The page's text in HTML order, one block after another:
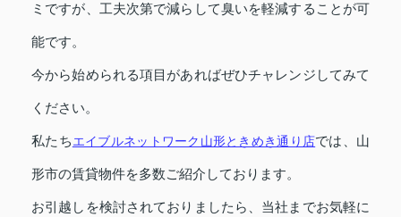
ミですが、工夫次第で減らして臭いを軽減することが可
能です。
今から始められる項目があればぜひチャレンジしてみて
ください。
私たちエイブルネットワーク山形ときめき通り店では、山
形市の賃貸物件を多数ご紹介しております。
お引越しを検討されておりましたら、当社までお気軽に